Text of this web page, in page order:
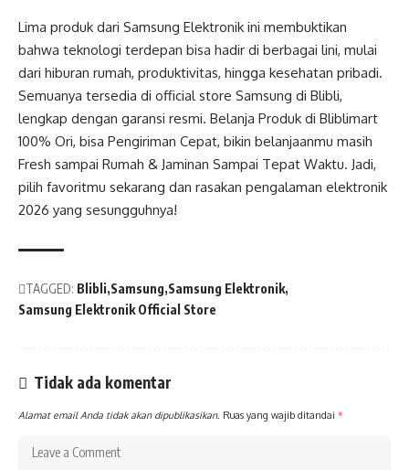
Lima produk dari Samsung Elektronik ini membuktikan
bahwa teknologi terdepan bisa hadir di berbagai lini, mulai
dari hiburan rumah, produktivitas, hingga kesehatan pribadi.
Semuanya tersedia di official store Samsung di Blibli,
lengkap dengan garansi resmi. Belanja Produk di Bliblimart
100% Ori, bisa Pengiriman Cepat, bikin belanjaanmu masih
Fresh sampai Rumah & Jaminan Sampai Tepat Waktu. Jadi,
pilih favoritmu sekarang dan rasakan pengalaman elektronik
2026 yang sesungguhnya!
TAGGED: Blibli Samsung Samsung Elektronik
Samsung Elektronik Official Store
Tidak ada komentar
Alamat email Anda tidak akan dipublikasikan. Ruas yang wajib ditandai *